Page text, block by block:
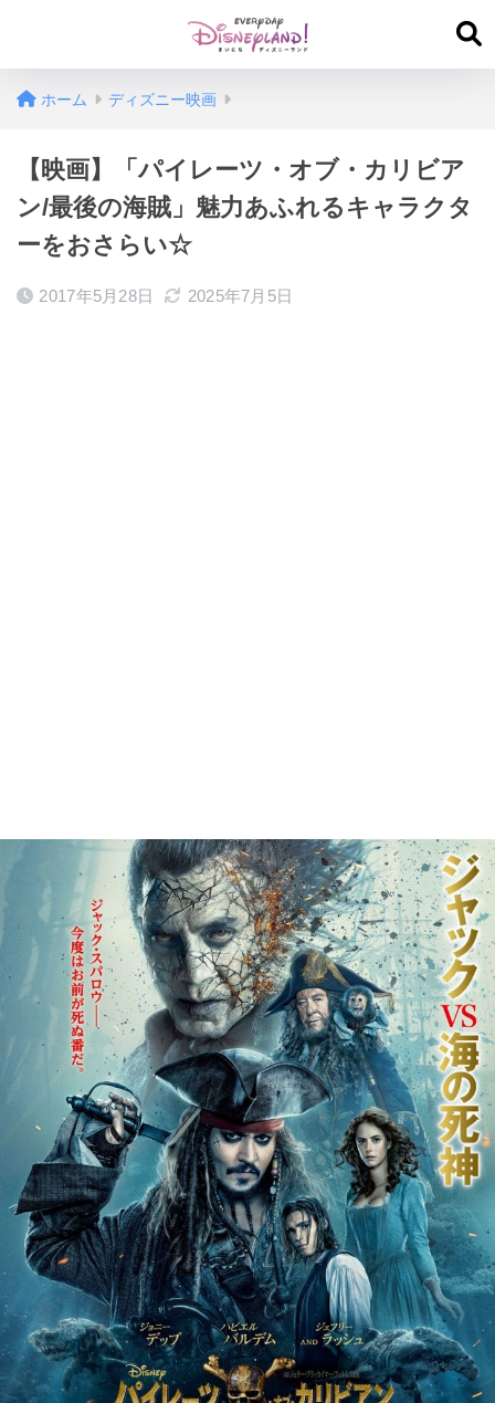
ホーム ディズニー映画
【映画】「パイレーツ・オブ・カリビア
ン/最後の海賊」魅力あふれるキャラクタ
ーをおさらい☆
2017年5月28日 2025年7月5日